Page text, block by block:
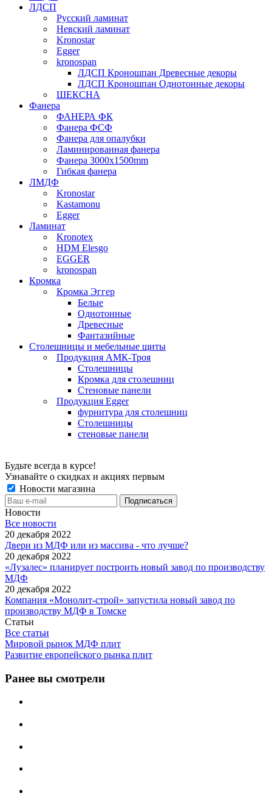
ЛДСП
Русский ламинат
Невский ламинат
Kronostar
Egger
kronospan
ЛДСП Кроношпан Древесные декоры
ЛДСП Кроношпан Однотонные декоры
ШЕКСНА
Фанера
ФАНЕРА ФК
Фанера ФСФ
Фанера для опалубки
Ламинированная фанера
Фанера 3000х1500mm
Гибкая фанера
ЛМДФ
Kronostar
Kastamonu
Egger
Ламинат
Kronotex
HDM Elesgo
EGGER
kronospan
Кромка
Кромка Эггер
Белые
Однотонные
Древесные
Фантазийные
Столешницы и мебельные щиты
Продукция АМК-Троя
Столешницы
Кромка для столешниц
Стеновые панели
Продукция Egger
фурнитура для столешниц
Столешницы
стеновые панели
Будьте всегда в курсе!
Узнавайте о скидках и акциях первым
Новости магазина
Новости
Все новости
20 декабря 2022
Двери из МДФ или из массива - что лучше?
20 декабря 2022
«Лузалес» планирует построить новый завод по производству
МДФ
20 декабря 2022
Компания «Монолит-строй» запустила новый завод по
производству МДФ в Томске
Статьи
Все статьи
Мировой рынок МДФ плит
Развитие европейского рынка плит
Ранее вы смотрели